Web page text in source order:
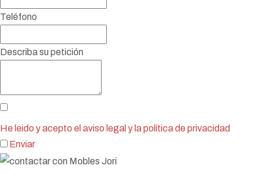
Teléfono
Describa su petición
He leido y acepto el aviso legal y la política de privacidad
Enviar